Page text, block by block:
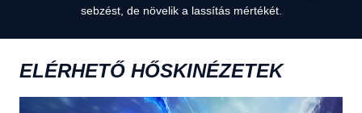
sebzést, de növelik a lassítás mértékét.
ELÉRHETŐ HŐSKINÉZETEK